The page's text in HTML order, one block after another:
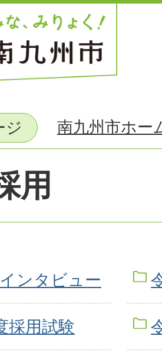
ジ 南九州市ホー
用
ンタビュー
採用試験